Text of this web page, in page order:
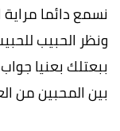
نسمع دائما
ونظر الحبيب
ببعتلك بعنيا
بين المحبين من